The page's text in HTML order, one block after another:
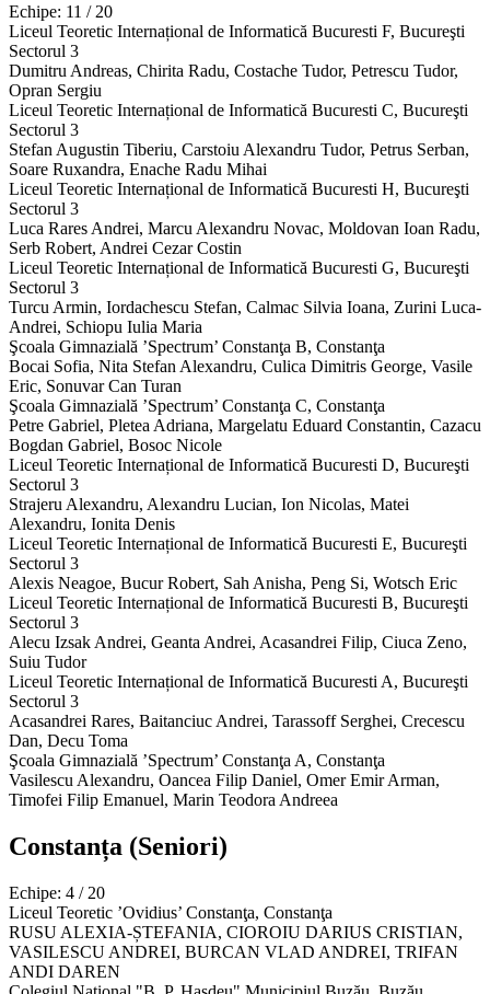
Echipe: 11 / 20
Liceul Teoretic Internațional de Informatică Bucuresti F, Bucureşti
Sectorul 3
Dumitru Andreas, Chirita Radu, Costache Tudor, Petrescu Tudor,
Opran Sergiu
Liceul Teoretic Internațional de Informatică Bucuresti C, Bucureşti
Sectorul 3
Stefan Augustin Tiberiu, Carstoiu Alexandru Tudor, Petrus Serban,
Soare Ruxandra, Enache Radu Mihai
Liceul Teoretic Internațional de Informatică Bucuresti H, Bucureşti
Sectorul 3
Luca Rares Andrei, Marcu Alexandru Novac, Moldovan Ioan Radu,
Serb Robert, Andrei Cezar Costin
Liceul Teoretic Internațional de Informatică Bucuresti G, Bucureşti
Sectorul 3
Turcu Armin, Iordachescu Stefan, Calmac Silvia Ioana, Zurini Luca-
Andrei, Schiopu Iulia Maria
Şcoala Gimnazială ’Spectrum’ Constanţa B, Constanţa
Bocai Sofia, Nita Stefan Alexandru, Culica Dimitris George, Vasile
Eric, Sonuvar Can Turan
Şcoala Gimnazială ’Spectrum’ Constanţa C, Constanţa
Petre Gabriel, Pletea Adriana, Margelatu Eduard Constantin, Cazacu
Bogdan Gabriel, Bosoc Nicole
Liceul Teoretic Internațional de Informatică Bucuresti D, Bucureşti
Sectorul 3
Strajeru Alexandru, Alexandru Lucian, Ion Nicolas, Matei
Alexandru, Ionita Denis
Liceul Teoretic Internațional de Informatică Bucuresti E, Bucureşti
Sectorul 3
Alexis Neagoe, Bucur Robert, Sah Anisha, Peng Si, Wotsch Eric
Liceul Teoretic Internațional de Informatică Bucuresti B, Bucureşti
Sectorul 3
Alecu Izsak Andrei, Geanta Andrei, Acasandrei Filip, Ciuca Zeno,
Suiu Tudor
Liceul Teoretic Internațional de Informatică Bucuresti A, Bucureşti
Sectorul 3
Acasandrei Rares, Baitanciuc Andrei, Tarassoff Serghei, Crecescu
Dan, Decu Toma
Şcoala Gimnazială ’Spectrum’ Constanţa A, Constanţa
Vasilescu Alexandru, Oancea Filip Daniel, Omer Emir Arman,
Timofei Filip Emanuel, Marin Teodora Andreea
Constanța (Seniori)
Echipe: 4 / 20
Liceul Teoretic ’Ovidius’ Constanţa, Constanţa
RUSU ALEXIA-ȘTEFANIA, CIOROIU DARIUS CRISTIAN,
VASILESCU ANDREI, BURCAN VLAD ANDREI, TRIFAN
ANDI DAREN